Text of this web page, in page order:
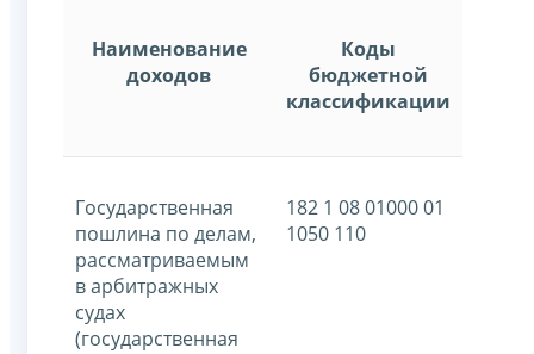
Наименование
доходов
Коды
бюджетной
классификации
Государственная
пошлина по делам,
рассматриваемым
в арбитражных
судах
(государственная
182 1 08 01000 01
1050 110